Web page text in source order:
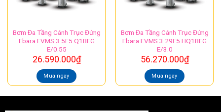
Bơm Đa Tầng Cánh Trục Đứng
Ebara EVMS 3 5F5 Q1BEG
E/0.55
26.590.000₫
Mua ngay
Bơm Đa Tầng Cánh Trục Đứng
Ebara EVMS 3 29F5 HQ1BEG
E/3.0
56.270.000₫
Mua ngay